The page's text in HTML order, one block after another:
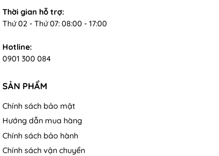
Thời gian hỗ trợ:
Thứ 02 - Thứ 07: 08:00 - 17:00
Hotline:
0901 300 084
SẢN PHẨM
Chính sách bảo mật
Hướng dẫn mua hàng
Chính sách bảo hành
Chính sách vận chuyển